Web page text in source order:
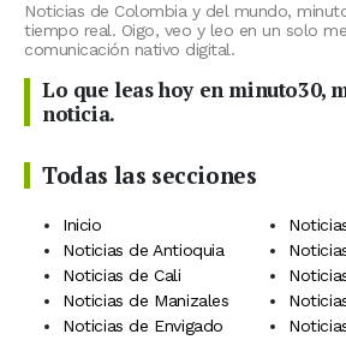
Noticias de Colombia y del mundo,
tiempo real. Oigo, veo y leo en un solo
comunicación nativo digital.
Lo que leas hoy en minuto30,
noticia.
Todas las secciones
Inicio
Noticias de Antioquia
Noticias de Cali
Noticias de Manizales
Noticias de Envigado